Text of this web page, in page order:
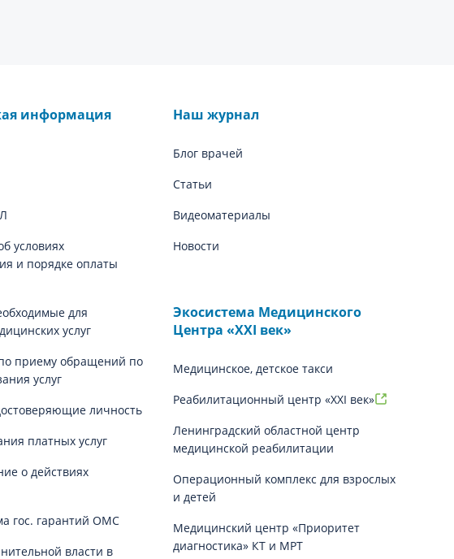
информация
условиях
и порядке оплаты
для
услуг
приему обращений по
услуг
личность
платных услуг
о действиях
гос. гарантий ОМС
власти в
Наш журнал
Блог врачей
Статьи
Видеоматериалы
Новости
Экосистема Медицинского
Центра «‎XXI век»
Медицинское, детское такси
Реабилитационный центр «XXI век»
Ленинградский областной центр
медицинской реабилитации
Операционный комплекс для взрослых
и детей
Медицинский центр «Приоритет
диагностика» КТ и МРТ